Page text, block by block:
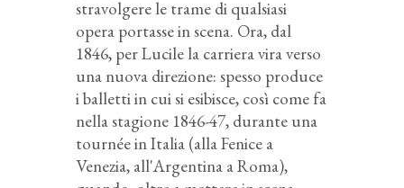
stravolgere le trame di qualsiasi
opera portasse in scena. Ora, dal
1846, per Lucile la carriera vira verso
una nuova direzione: spesso produce
i balletti in cui si esibisce, così come fa
nella stagione 1846-47, durante una
tournée in Italia (alla Fenice a
Venezia, all'Argentina a Roma),